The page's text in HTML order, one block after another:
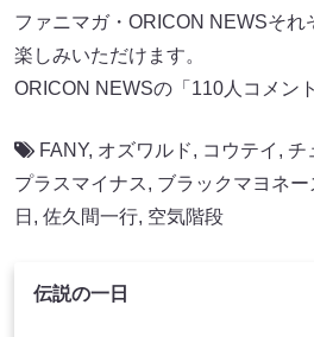
ファニマガ・ORICON NEWSそれ
楽しみいただけます。
ORICON NEWSの「110人コメン
FANY, オズワルド, コウテイ , チ
プラスマイナス, ブラックマヨネー
日 , 佐久間一行, 空気階段
伝説の一日